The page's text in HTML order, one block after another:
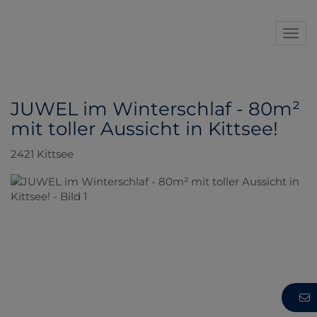
JUWEL im Winterschlaf - 80m²
mit toller Aussicht in Kittsee!
2421 Kittsee